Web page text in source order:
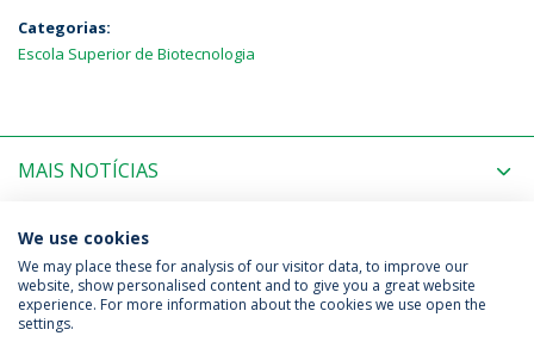
Categorias:
Escola Superior de Biotecnologia
MAIS NOTÍCIAS
PRÓXIMOS EVENTOS
Política de Privacidade
Termos & Condições
We use cookies
We may place these for analysis of our visitor data, to improve our
website, show personalised content and to give you a great website
experience. For more information about the cookies we use open the
settings.